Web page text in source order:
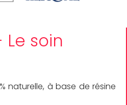
Le soin
naturelle, à base de résine